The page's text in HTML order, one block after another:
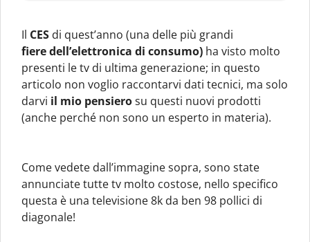
Il CES di quest’anno (una delle più grandi
fiere dell’elettronica di consumo) ha visto molto
presenti le tv di ultima generazione; in questo
articolo non voglio raccontarvi dati tecnici, ma solo
darvi il mio pensierosu questi nuovi prodotti
(anche perché non sono un esperto in materia).
Come vedete dall’immagine sopra, sono state
annunciate tutte tv molto costose, nello specifico
questa è una televisione 8k da ben 98 pollici di
diagonale!